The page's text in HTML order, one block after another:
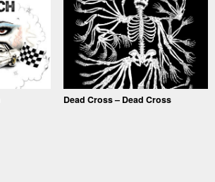
Dead Cross – Dead Cross